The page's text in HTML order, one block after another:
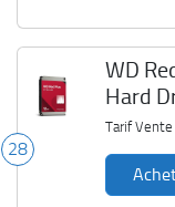
28
WD
Hard
Tarif Vente